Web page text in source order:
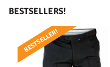
BESTSELLERS!
BESTSELLER!